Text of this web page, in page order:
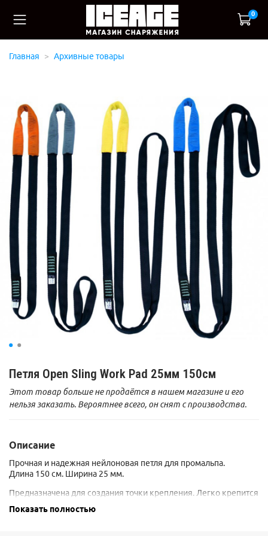
0
Главная Архивные товары
Петля Open Sling Work Pad 25мм 150см
Этот товар больше не продаётся в нашем магазине и его
нельзя заказать. Вероятнее всего, он снят с производства.
Описание
Прочная и надежная нейлоновая петля для промальпа.
Длина 150 см. Ширина 25 мм.
Предназначена для создания точки крепления. Легко крепится
зажимами и карабинами.
Показать полностью